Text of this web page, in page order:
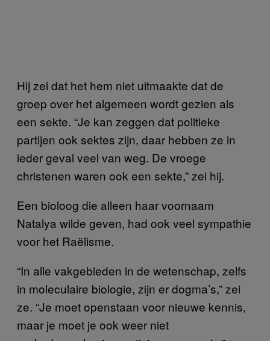
Hij zei dat het hem niet uitmaakte dat de
groep over het algemeen wordt gezien als
een sekte. “Je kan zeggen dat politieke
partijen ook sektes zijn, daar hebben ze in
ieder geval veel van weg. De vroege
christenen waren ook een sekte,” zei hij.
Een bioloog die alleen haar voornaam
Natalya wilde geven, had ook veel sympathie
voor het Raëlisme.
“In alle vakgebieden in de wetenschap, zelfs
in moleculaire biologie, zijn er dogma’s,” zei
ze. “Je moet openstaan voor nieuwe kennis,
maar je moet je ook weer niet